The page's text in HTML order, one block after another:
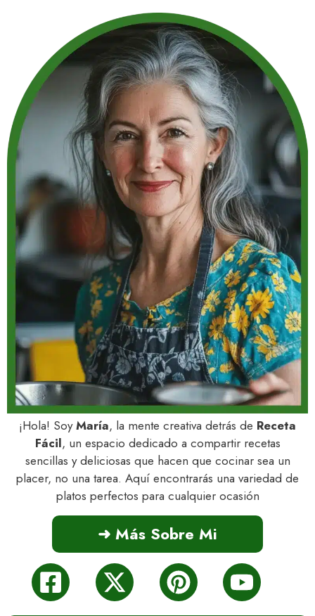
¡Hola! SoyMaría, la mente creativa detrás de Receta
Fácil, un espacio dedicado a compartir recetas
sencillas y deliciosas que hacen que cocinar sea un
placer, no una tarea. Aquí encontrarás una variedad de
platos perfectos para cualquier ocasión
➜ Más Sobre Mi